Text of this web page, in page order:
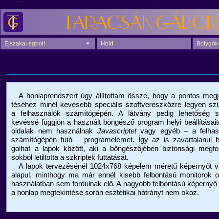
Éjszakai égbolt Hold Bolygók
A honlaprendszert úgy állítottam össze, hogy a pontos
téséhez minél kevesebb speciális szoftvereszközre legyen
a felhasználók számítógépén. A látvány pedig lehetőség
kevéssé függjön a használt böngésző program helyi
oldalak nem használnak Javascriptetvagy egyéb – a
számítógépén futó – programelemet. Így az is zavartalanul
golhat a lapok között, aki a böngészőjében biztonsági
sokból letiltotta a szkriptek futtatását.
A lapok tervezésénél 1024x768 képelem méretű képernyőt
alapul, minthogy ma már ennél kisebb felbontású monitorok
használatban sem fordulnak elő. A nagyobb felbontású képernyő
a honlap megtekintése során esztétikai hátrányt nem okoz.